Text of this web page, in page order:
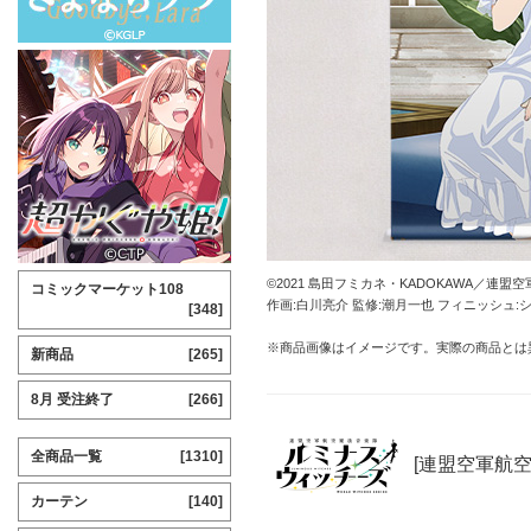
©2021 島田フミカネ・KADOKAWA／連盟空
作画:白川亮介 監修:潮月一也 フィニッシュ:
※商品画像はイメージです。実際の商品と
[連盟空軍航
コミックマーケット108
[348]
新商品 [265]
8月 受注終了 [266]
全商品一覧 [1310]
カーテン [140]